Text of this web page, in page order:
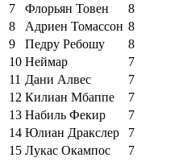
7
Флорьян Товен
8
8
Адриен Томассон 8
9
Педру Ребошу
8
10 Неймар
7
11 Дани Алвес
7
12 Килиан Мбаппе
7
13 Набиль Фекир
7
14 Юлиан Дракслер
7
15 Лукас Окампос 7